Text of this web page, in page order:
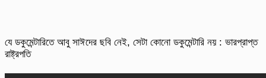
যে ডকুমেন্টারিতে আবু সাঈদের ছবি নেই, সেটা কোনো ডকুমেন্টারি নয় : ভারপ্রাপ্ত
রাষ্ট্রপতি